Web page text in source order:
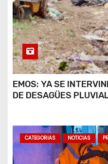
EMOS: YA SE
DE DESAGÜES
CATEGORIAS NOTICIAS